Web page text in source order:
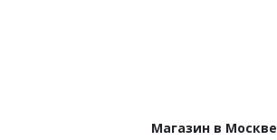
Магазин в Москве